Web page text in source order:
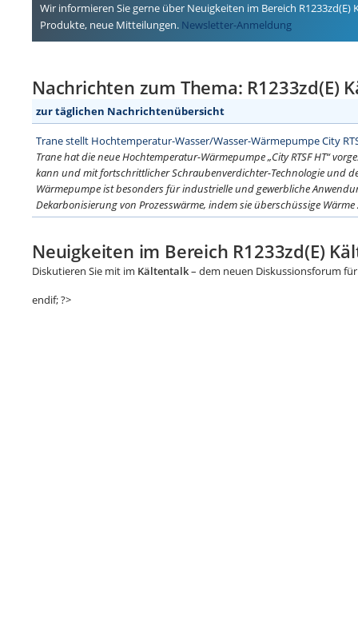
Wir informieren Sie gerne über Neuigkeiten im Bereich
Produkte, neue Mitteilungen. Newsletter-Anmeldung
Nachrichten zum Thema: R1233zd(E)
zur täglichen Nachrichtenübersicht
Trane stellt Hochtemperatur-Wasser/Wasser-Wärmepumpe City
Trane hat die neue Hochtemperatur-Wärmepumpe „City RTSF HT“
kann und mit fortschrittlicher Schraubenverdichter-Technologie und
Wärmepumpe ist besonders für industrielle und gewerbliche
Dekarbonisierung von Prozesswärme, indem sie überschüssige Wärme
Neuigkeiten im Bereich R1233zd(E)
Diskutieren Sie mit im Kältentalk– dem neuen Diskussionsforum
endif; ?>